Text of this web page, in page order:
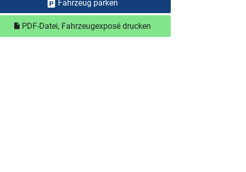
Fahrzeug parken
PDF-Datei, Fahrzeugexposé drucken